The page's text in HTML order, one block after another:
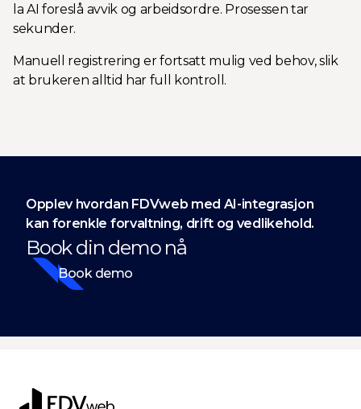
la AI foreslå avvik og arbeidsordre. Prosessen tar
sekunder.
Manuell registrering er fortsatt mulig ved behov, slik
at brukeren alltid har full kontroll.
Opplev hvordan FDVweb med AI-integrasjon
kan forenkle forvaltning, drift og vedlikehold.
Book din demo nå
Book demo